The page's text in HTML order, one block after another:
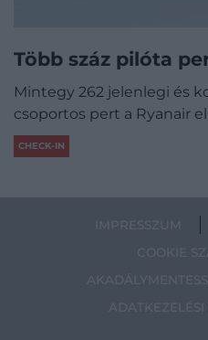
Több száz pilóta
Mintegy 262 jelenlegi és
csoportos pert a Ryanair
CHECK-IN